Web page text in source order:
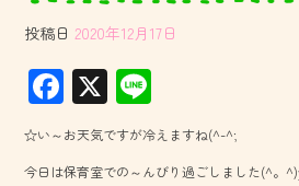
投稿日 2020年12月17日
F
ac
e
X
ne
☆い～お天気ですが冷えますね(^-^;
今日は保育室での～んびり過ごしました(^。